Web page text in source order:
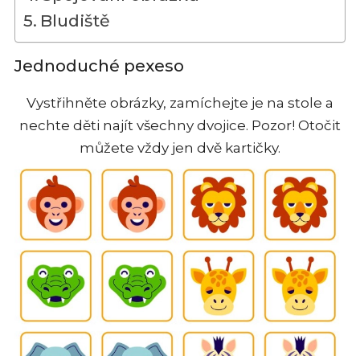
Bludiště
Jednoduché pexeso
Vystřihněte obrázky, zamíchejte je na stole a
nechte děti najít všechny dvojice. Pozor! Otočit
můžete vždy jen dvě kartičky.